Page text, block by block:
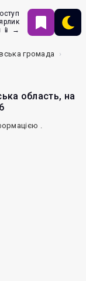
📱 →
громада
область, на
.